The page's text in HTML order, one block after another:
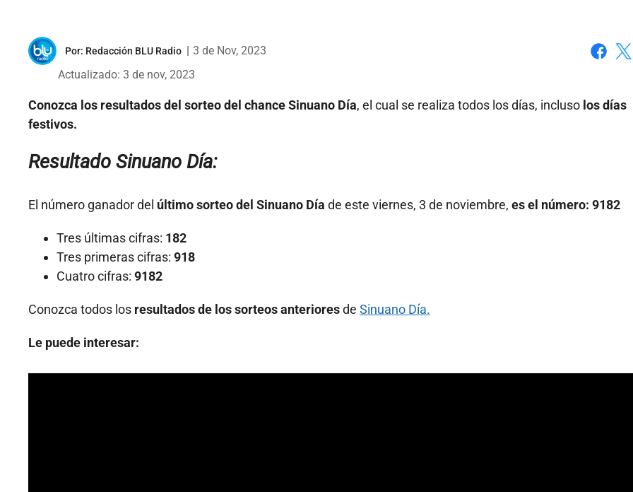
Por: Redacción BLU Radio
3 de Nov, 2023
Actualizado: 3 de nov, 2023
Conozca los resultados del sorteo del chance Sinuano Día, el cual se realiza todos los días, incluso los días
festivos.
Resultado Sinuano Día:
El número ganador del último sorteo del Sinuano Día de este viernes, 3 de noviembre, es el número: 9182
Tres últimas cifras: 182
Tres primeras cifras: 918
Cuatro cifras: 9182
Conozca todos los resultados de los sorteos anterioresde Sinuano Día.
Le puede interesar: